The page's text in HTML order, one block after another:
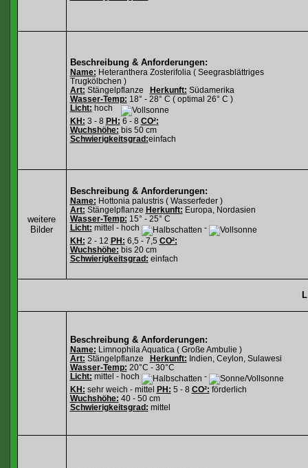
Beschreibung & Anforderungen:
Name: Heteranthera Zosterifolia ( Seegrasblättriges
Trugkölbchen )
Art: Stängelpflanze Herkunft: Südamerika
Wasser-Temp: 18° - 28° C ( optimal 26° C )
Licht: hoch
KH: 3 - 8 PH: 6 - 8 CO²:
Wuchshöhe: bis 50 cm
Schwierigkeitsgrad:einfach
weitere
Bilder
Beschreibung & Anforderungen:
Name: Hottonia palustris ( Wasserfeder )
Art: Stängelpflanze Herkunft: Europa, Nordasien
Wasser-Temp: 15° - 25° C
Licht: mittel - hoch
-
KH: 2 - 12 PH: 6,5 - 7,5 CO²:
Wuchshöhe: bis 20 cm
Schwierigkeitsgrad: einfach
L
Beschreibung & Anforderungen:
Name: Limnophila Aquatica ( Große Ambulie )
Art: Stängelpflanze Herkunft: Indien, Ceylon, Sulawesi
Wasser-Temp: 20°C - 30°C
Licht: mittel - hoch
-
KH: sehr weich - mittel PH: 5 - 8 CO²: förderlich
Wuchshöhe: 40 - 50 cm
Schwierigkeitsgrad: mittel